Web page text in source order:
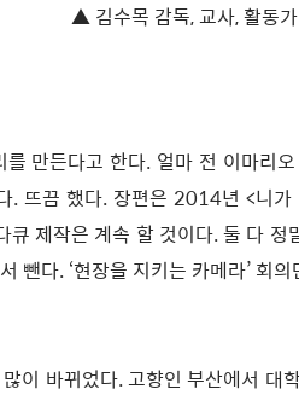
▲ 김수목 감독, 교사, 활동가
만든다고 한다. 얼마 전 이마리
. 뜨끔 했다. 장편은 2014년 <니
큐 제작은 계속 할 것이다. 둘 다
뺀다. ‘현장을 지키는 카메라’ 회
이 바뀌었다. 고향인 부산에서 대